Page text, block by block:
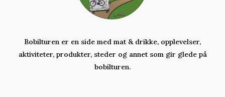
Bobilturen er en side med mat & drikke, opplevelser,
aktiviteter, produkter, steder og annet som gir glede på
bobilturen.